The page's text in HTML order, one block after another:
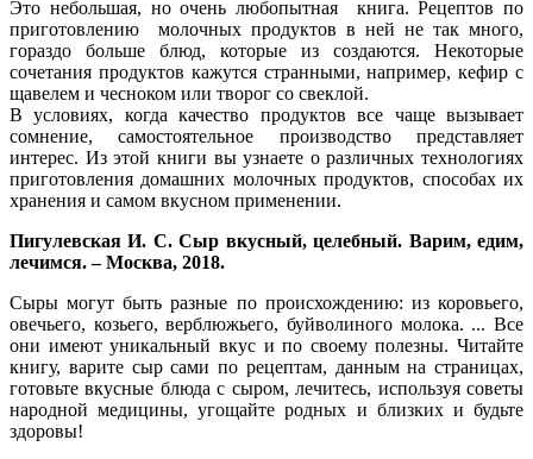
Это небольшая, но очень любопытная книга. Рецептов по
приготовлению молочных продуктов в ней не так много,
гораздо больше блюд, которые из создаются. Некоторые
сочетания продуктов кажутся странными, например, кефир с
щавелем и чесноком или творог со свеклой.
В условиях, когда качество продуктов все чаще вызывает
сомнение, самостоятельное производство представляет
интерес. Из этой книги вы узнаете о различных технологиях
приготовления домашних молочных продуктов, способах их
хранения и самом вкусном применении.
Пигулевская И. С. Сыр вкусный, целебный. Варим, едим,
лечимся. – Москва, 2018.
Сыры могут быть разные по происхождению: из коровьего,
овечьего, козьего, верблюжьего, буйволиного молока. ... Все
они имеют уникальный вкус и по своему полезны. Читайте
книгу, варите сыр сами по рецептам, данным на страницах,
готовьте вкусные блюда с сыром, лечитесь, используя советы
народной медицины, угощайте родных и близких и будьте
здоровы!